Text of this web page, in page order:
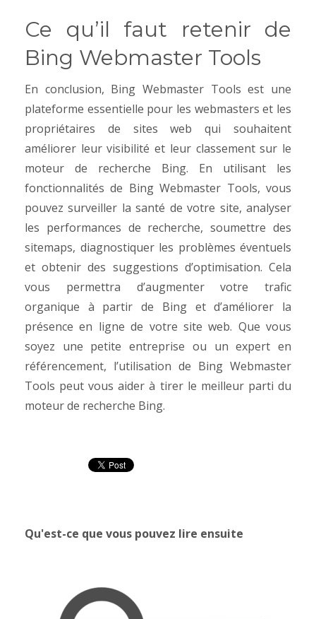
Ce qu’il faut retenir de
Bing Webmaster Tools
En conclusion, Bing Webmaster Tools est une
plateforme essentielle pour les webmasters et les
propriétaires de sites web qui souhaitent
améliorer leur visibilité et leur classement sur le
moteur de recherche Bing. En utilisant les
fonctionnalités de Bing Webmaster Tools, vous
pouvez surveiller la santé de votre site, analyser
les performances de recherche, soumettre des
sitemaps, diagnostiquer les problèmes éventuels
et obtenir des suggestions d’optimisation. Cela
vous permettra d’augmenter votre trafic
organique à partir de Bing et d’améliorer la
présence en ligne de votre site web. Que vous
soyez une petite entreprise ou un expert en
référencement, l’utilisation de Bing Webmaster
Tools peut vous aider à tirer le meilleur parti du
moteur de recherche Bing.
Qu'est-ce que vous pouvez lire ensuite